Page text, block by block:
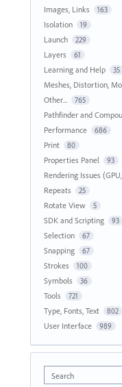
Images, Links 163
Isolation 19
Launch 229
Layers 61
Learning and Help 35
Meshes, Distortion,
Other... 765
Pathfinder and
Performance 686
Print 80
Properties Panel 93
Rendering Issues
Repeats 25
Rotate View 5
SDK and Scripting 93
Selection 67
Snapping 67
Strokes 100
Symbols 36
Tools 721
Type, Fonts, Text 802
User Interface 989
Search